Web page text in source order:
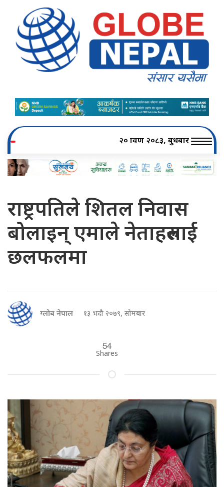
२० श्रावण २०८३, बुधबार
राष्ट्रपतिले शितल निवास
बोलाइन् एमाले नेताहरुलाई
छलफलमा
ग्लोब नेपाल १३ भदौ २०७९, सोमबार
54
Shares